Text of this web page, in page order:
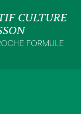
CULTURE
FORMULE